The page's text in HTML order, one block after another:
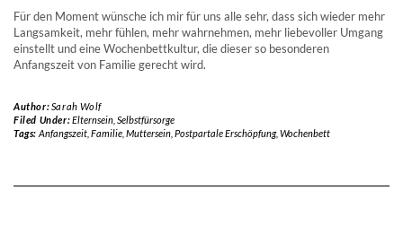
Für den Moment wünsche ich mir für uns alle sehr, dass sich wieder mehr
Langsamkeit, mehr fühlen, mehr wahrnehmen, mehr liebevoller Umgang
einstellt und eine Wochenbettkultur, die dieser so besonderen
Anfangszeit von Familie gerecht wird.
Author:Sarah Wolf
Filed Under:Elternsein, Selbstfürsorge
Tags: Anfangszeit, Familie, Muttersein, Postpartale Erschöpfung, Wochenbett